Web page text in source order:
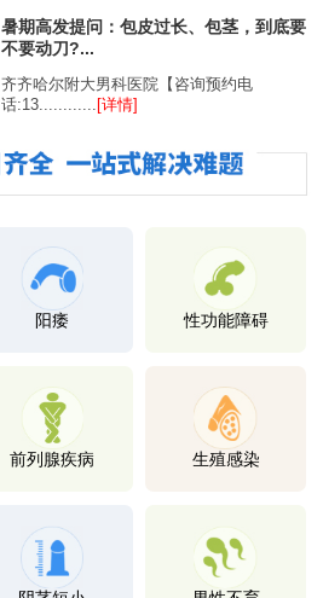
暑期高发提问：包皮过长、包茎，到底要
不要动刀?...
齐齐哈尔附大男科医院【咨询预约电
话:13............
[详情]
阳痿 性功能障碍
前列腺疾病 生殖感染